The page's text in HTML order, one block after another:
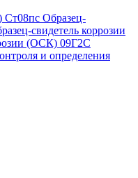
Ст08пс Образец-
свидетель коррозии
(ОСК) 09Г2С
и определения